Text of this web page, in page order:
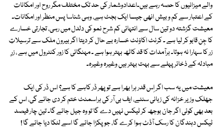
والے میزانیوں کا حصہ رہے ہیں۔اعدادوشمار کی حد تک مختلف مگر روح اور امکانات
کے اعتبار سے کم و بیش انھی جیسا ایک بجٹ ہے، وہی شناسا پس منظر اور امکانات۔
معیشت گزشتہ دو تین سال سے انتہائی کم شرح نمو کی دلدل میں رہی، تجارتی خسارے
کا جِن قابو کر لیا ہے ۔ کرنٹ اکاؤنٹ خسارہ بے حال کر دیتا اگر بیرون ملک سے ترسیلاتِ
زر کا سہارا نہ ہوتا۔ برآمدات کا قد کاٹھ بہتر ہوا ہے ۔ مہنگائی کا زور کنٹرول میں ہے ، زرِ
مبادلہ کے ذخائر پہلے سے بہت بہتر ہیں وغیرہ وغیرہ۔
معیشت میں یہ سب اگر اِس قدر ہرا بھرا ہے تو پھر ڈر کاہے کا ہے؟ اس ڈر کی ایک
جھلک وزیر خزانہ کی زبانی سنئے، ایف بی آر کی ہراسمنٹ ختم کر دی جائے گی، اس کے
بعد بھی کوئی اگر جان بوجھ کر ٹیکس نہیں دے گا تو وہ جیل جائے گا۔ تین چار فیصد
ٹیکس دہندگان کا رسک آڈٹ ہوا کرے گا، جو پکڑا جائے گا اسے لٹکا دیا جائے گا !